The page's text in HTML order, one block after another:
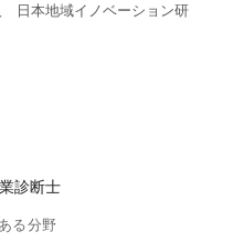
日本地域イノベーション研
診断士
る分野